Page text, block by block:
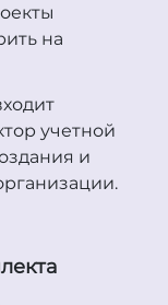
на
учетной
и